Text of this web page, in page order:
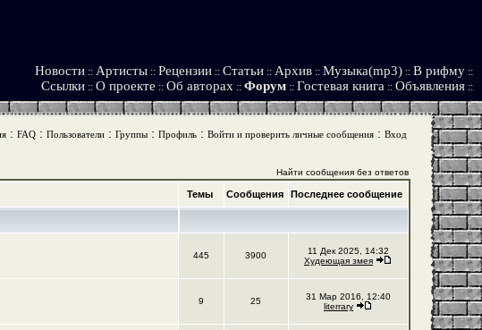
Новости :: Артисты :: Рецензии :: Статьи :: Архив :: Музыка(mp3) :: В рифму ::
Ссылки :: О проекте :: Об авторах :: Форум :: Гостевая книга :: Объявления ::
: FAQ: Пользователи: Группы: Профиль: Войти и проверить личные сообщения: Вход
Найти сообщения без ответов
Темы Сообщения Последнее сообщение
445 3900
11 Дек 2025, 14:32
Худеющая змея
9 25
31 Мар 2016, 12:40
literrary